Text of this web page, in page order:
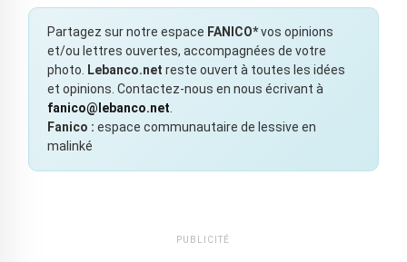
Partagez sur notre espace FANICO*vos opinions
et/ou lettres ouvertes, accompagnées de votre
photo.
Lebanco.net reste ouvert à toutes les idées
et opinions. Contactez-nous en nous écrivant à
fanico@lebanco.net
Fanico : espace communautaire de lessive en
malinké
PUBLICITÉ